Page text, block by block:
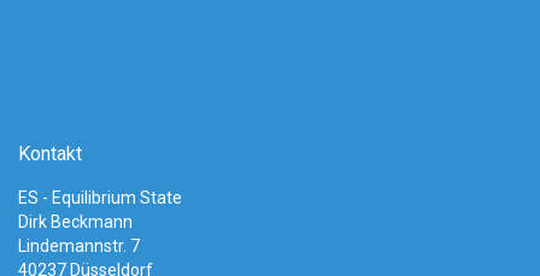
Kontakt
ES - Equilibrium State
Dirk Beckmann
Lindemannstr. 7
40237 Düsseldorf